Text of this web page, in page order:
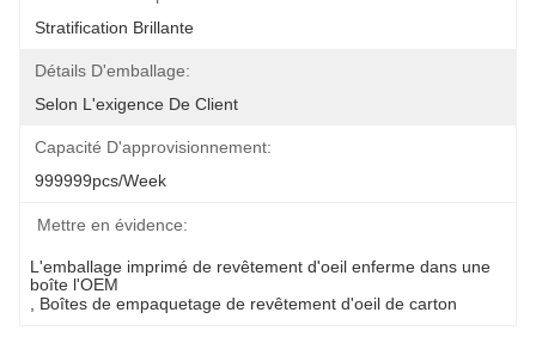
Stratification Brillante
Détails D'emballage:
Selon L'exigence De Client
Capacité D'approvisionnement:
999999pcs/week
Mettre en évidence:
L'emballage imprimé de revêtement d'oeil enferme dans une
boîte l'OEM
Boîtes de empaquetage de revêtement d'oeil de carton